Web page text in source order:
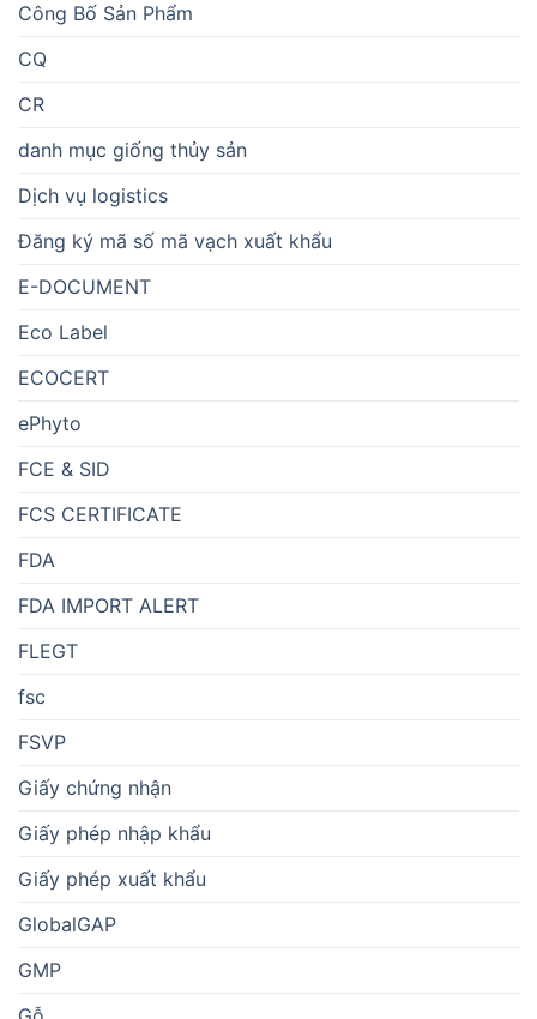
Công Bố Sản Phẩm
CQ
CR
danh mục giống thủy sản
Dịch vụ logistics
Đăng ký mã số mã vạch xuất khẩu
E-DOCUMENT
Eco Label
ECOCERT
ePhyto
FCE & SID
FCS CERTIFICATE
FDA
FDA IMPORT ALERT
FLEGT
fsc
FSVP
Giấy chứng nhận
Giấy phép nhập khẩu
Giấy phép xuất khẩu
GlobalGAP
GMP